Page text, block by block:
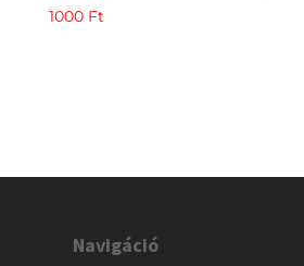
1000 Ft
Navigáció